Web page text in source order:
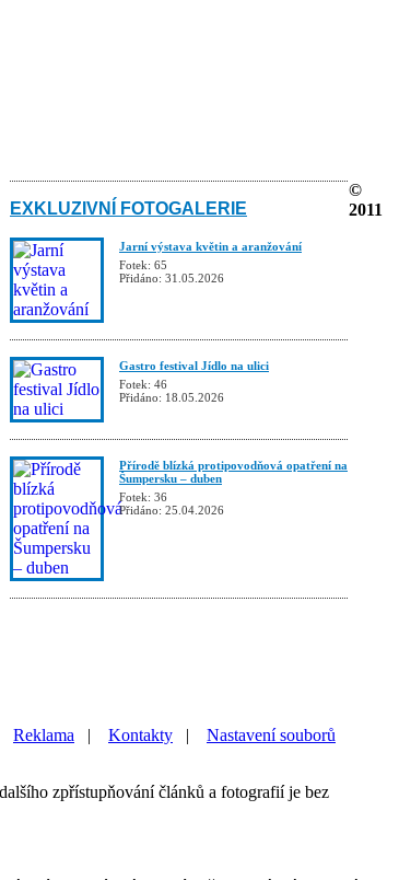
EXKLUZIVNÍ FOTOGALERIE
Jarní výstava květin a aranžování
Fotek: 65
Přidáno: 31.05.2026
Gastro festival Jídlo na ulici
Fotek: 46
Přidáno: 18.05.2026
Přírodě blízká protipovodňová opatření na
Šumpersku – duben
Fotek: 36
Přidáno: 25.04.2026
©
2011
Reklama Kontakty
Nastavení souborů
zpřístupňování článků a fotografií je bez